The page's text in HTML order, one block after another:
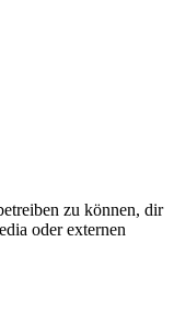
zu können, dir
oder externen